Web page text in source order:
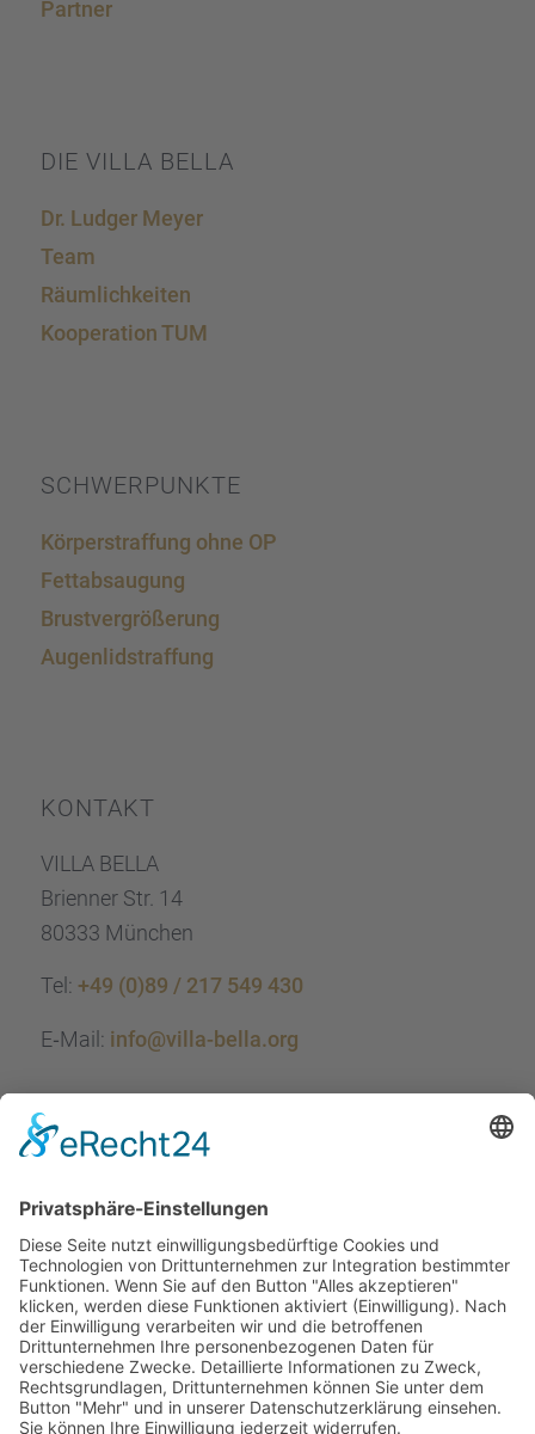
Partner
DIE VILLA BELLA
Dr. Ludger Meyer
Team
Räumlich­kei­ten
Koope­ra­tion TUM
SCHWER­PUNKTE
Körper­straf­fung ohne OP
Fettab­sau­gung
Brust­ver­grö­ße­rung
Augen­lid­s­traf­fung
KONTAKT
VILLA BELLA
Brien­ner Str. 14
80333 München
Tel: +49 (0)89 / 217 549 430
E‑Mail: info@villa-bella.org
ÖFFNUNGS­ZEI­TEN
Mo-Do: 09:00 — 20:00 Uhr
Fr: 09:00 — 18:00 Uhr
Sa*: 10:00 — 18:00 Uhr
*auf Anfrage 3x im Monat